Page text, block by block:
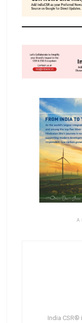
India CSR®